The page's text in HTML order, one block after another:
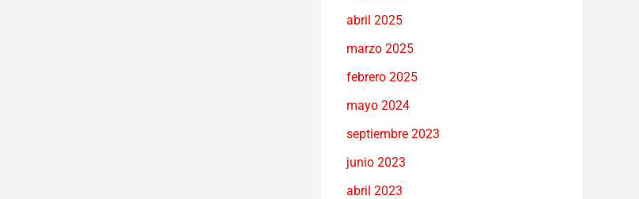
abril 2025
marzo 2025
febrero 2025
mayo 2024
septiembre 2023
junio 2023
abril 2023